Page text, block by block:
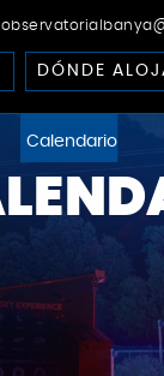
DÓNDE
Calendario